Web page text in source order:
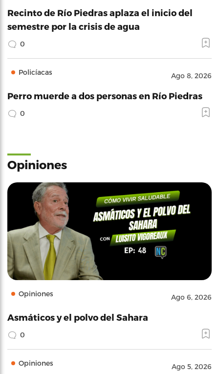
Recinto de Río Piedras aplaza el inicio del
semestre por la crisis de agua
0
Policíacas Ago 8, 2026
Perro muerde a dos personas en Río Piedras
0
Opiniones
Opiniones Ago 6, 2026
Asmáticos y el polvo del Sahara
0
Opiniones Ago 5, 2026